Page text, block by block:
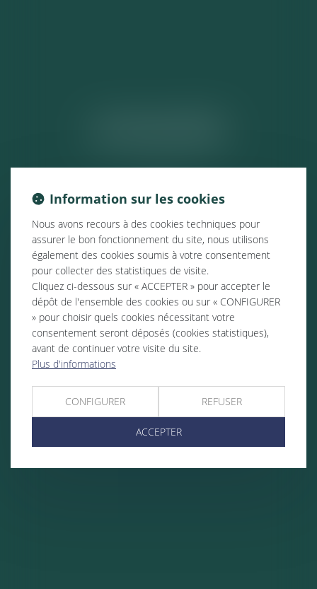
Information sur les cookies
Nous avons recours à des cookies techniques pour
assurer le bon fonctionnement du site, nous utilisons
également des cookies soumis à votre consentement
pour collecter des statistiques de visite.
Cliquez ci-dessous sur « ACCEPTER » pour accepter le
dépôt de l'ensemble des cookies ou sur « CONFIGURER
» pour choisir quels cookies nécessitant votre
consentement seront déposés (cookies statistiques),
avant de continuer votre visite du site.
Plus d'informations
CONFIGURER REFUSER
ACCEPTER